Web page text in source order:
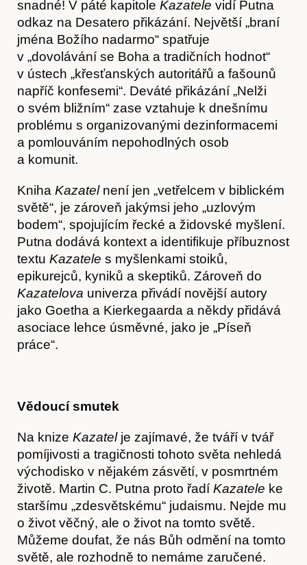
Časopis
snadné! V páté kapitole Kazatele vidí Putna
odkaz na Desatero přikázání. Největší „braní
jména Božího nadarmo“ spatřuje
v „dovolávání se Boha a tradičních hodnot“
v ústech „křesťanských autoritářů a fašounů
napříč konfesemi“. Deváté přikázání „Nelži
o svém bližním“ zase vztahuje k dnešnímu
problému s organizovanými dezinformacemi
a pomlouváním nepohodlných osob
a komunit.
Kniha Kazatelnení jen „vetřelcem v biblickém
světě“, je zároveň jakýmsi jeho „uzlovým
bodem“, spojujícím řecké a židovské myšlení.
Putna dodává kontext a identifikuje příbuznost
textu Kazatele s myšlenkami stoiků,
epikurejců, kyniků a skeptiků. Zároveň do
Kazatelova univerza přivádí novější autory
jako Goetha a Kierkegaarda a někdy přidává
asociace lehce úsměvné, jako je „Píseň
práce“.
Vědoucí smutek
Na knize Kazatelje zajímavé, že tváří v tvář
pomíjivosti a tragičnosti tohoto světa nehledá
východisko v nějakém zásvětí, v posmrtném
životě. Martin C. Putna proto řadí Kazatele ke
staršímu „zdesvětskému“ judaismu. Nejde mu
o život věčný, ale o život na tomto světě.
Můžeme doufat, že nás Bůh odmění na tomto
světě, ale rozhodně to nemáme zaručené.